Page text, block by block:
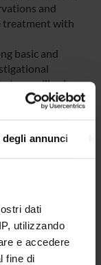
annunci
dati
utilizzando
e accedere
fine di
and
treatment with
basic and
we will gain
that
thus
and improve